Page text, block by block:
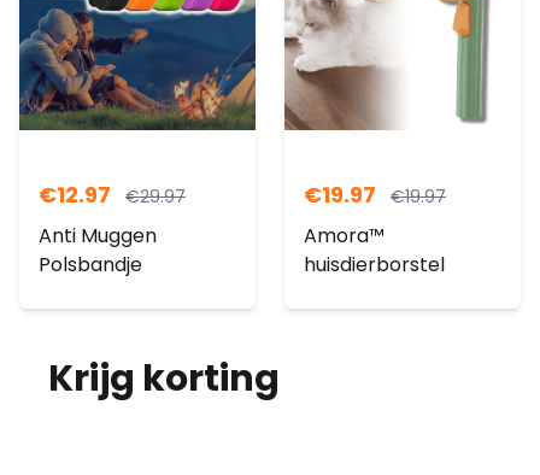
€12.97 €29.97
Anti Muggen
Polsbandje
€19.97 €19.97
Amora™
huisdierborstel
Krijg korting